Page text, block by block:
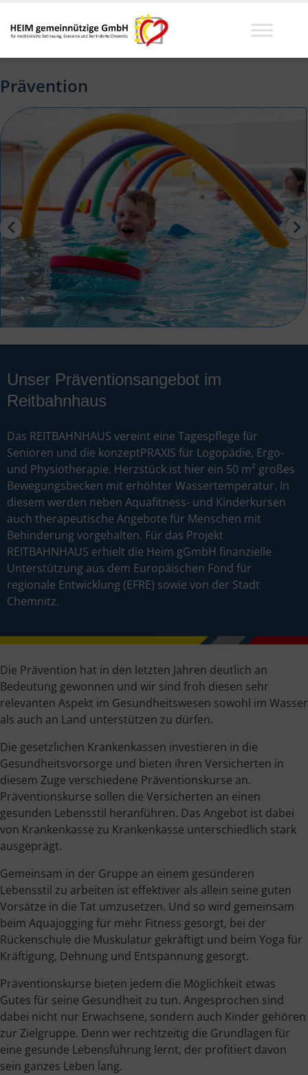
Prävention
Unser Präventionsangebot im
Reitbahnhaus
Das REITBAHNHAUS vereint eine Tagespflege für
Senioren und die konzeptPRAXIS für Logopädie, Ergo-
und Physiotherapie. Herzstück ist hier ein 50 m² großes
Bewegungsbecken mit erhöhter Wassertemperatur. In
diesem werden neben Aquafitness- und Kinderkursen
auch therapeutische Angebote für Menschen mit
Behinderung vorgehalten. Für das Projekt
REITBAHNHAUS erhielt die Heim gGmbH finanzielle
Unterstützung aus dem Europäischen Fond für
regionale Entwicklung (EFRE) sowie von der Stadt
Chemnitz.
Die Prävention hat in den letzten Jahren deutlich an
Bedeutung gewonnen und wir sind froh diesen sehr
relevanten Aspekt im Gesundheitswesen sowohl im Wasser
als auch an Land unterstützen zu dürfen.
Die gesetzlichen Krankenkassen investieren in die
Gesundheitsvorsorge und bieten ihren Versicherten in
diesem Zuge verschiedene Präventionskurse an.
Präventionskurse sollen die Versicherten an einen
gesunden Lebensstil heranführen. Das Angebot ist dabei
von Krankenkasse zu Krankenkasse unterschiedlich stark
ausgeprägt.
Gemeinsam in der Gruppe an einem gesünderen
Lebensstil zu arbeiten ist effektiver als allein seine guten
Vorsätze in die Tat umzusetzen. Und so wird gemeinsam
beim Aquajogging für mehr Fitness gesorgt, bei der
Rückenschule die Muskulatur gekräftigt und beim Yoga für
Kräftigung, Dehnung und Entspannung gesorgt.
Präventionskurse bieten jedem die Möglichkeit etwas
Gutes für seine Gesundheit zu tun. Angesprochen sind
dabei nicht nur Erwachsene, sondern auch Kinder gehören
zur Zielgruppe. Denn wer rechtzeitig die Grundlagen für
eine gesunde Lebensführung lernt, der profitiert davon
sein ganzes Leben lang.